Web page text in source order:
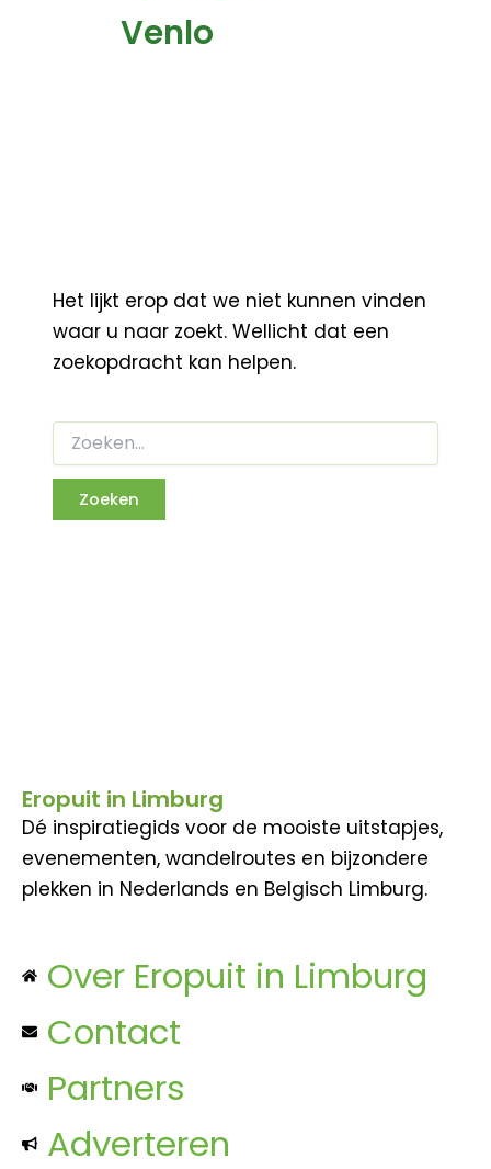
Venlo
Het lijkt erop dat we niet kunnen vinden
waar u naar zoekt. Wellicht dat een
zoekopdracht kan helpen.
Eropuit in Limburg
Dé inspiratiegids voor de mooiste uitstapjes,
evenementen, wandelroutes en bijzondere
plekken in Nederlands en Belgisch Limburg.
Over Eropuit in Limburg
Contact
Partners
Adverteren